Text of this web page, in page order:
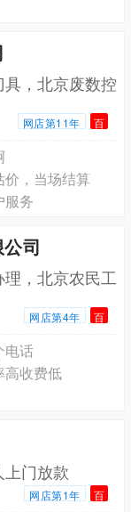
，北京废数控
网店第11年 百
价，当场结算
服务
司
，北京农民工
网店第4年 百
电话
高收费低
门放款
网店第1年 百